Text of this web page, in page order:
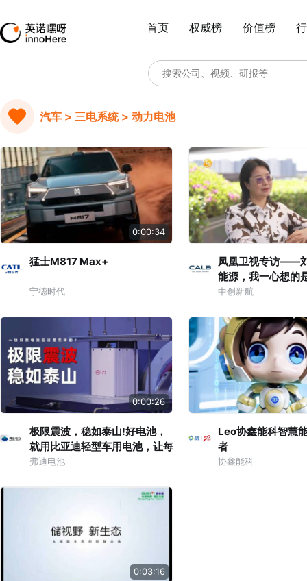
首页 权威榜 价值榜
汽车 > 三电系统 > 动力电池
0:00:34
猛士M817 Max+
宁德时代
凤凰卫视专访——
能源，我一心想的
展，人类社会发展*
中创新航
0:00:26
极限震波，稳如泰山!好电池，
就用比亚迪轻型车用电池，让每
一次出行都安心无忧!*
弗迪电池
Leo协鑫能科智慧
者
协鑫能科
0:03:16